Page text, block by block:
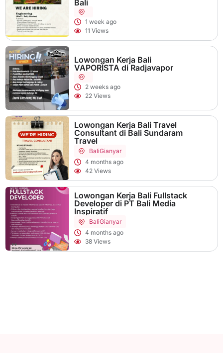
Bali
1 week ago
11 Views
Lowongan Kerja Bali
VAPORISTA di Radjavapor
2 weeks ago
22 Views
Lowongan Kerja Bali Travel
Consultant di Bali Sundaram
Travel
BaliGianyar
4 months ago
42 Views
Lowongan Kerja Bali Fullstack
Developer di PT Bali Media
Inspiratif
BaliGianyar
4 months ago
38 Views